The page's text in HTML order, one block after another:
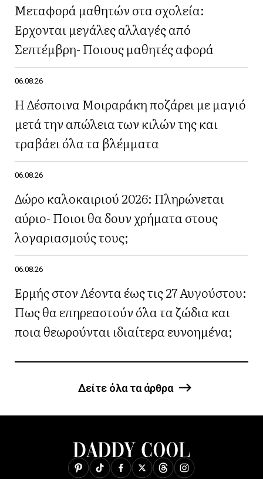
Μεταφορά μαθητών στα σχολεία:
Έρχονται μεγάλες αλλαγές από
Σεπτέμβρη- Ποιους μαθητές αφορά
06.08.26
Η Δέσποινα Μοιραράκη ποζάρει με μαγιό
μετά την απώλεια των κιλών της και
τραβάει όλα τα βλέμματα
06.08.26
Δώρο καλοκαιριού 2026: Πληρώνεται
αύριο- Ποιοι θα δουν χρήματα στους
λογαριασμούς τους;
06.08.26
Ερμής στον Λέοντα έως τις 27 Αυγούστου:
Πως θα επηρεαστούν όλα τα ζώδια και
ποια θεωρούνται ιδιαίτερα ευνοημένα;
Δείτε όλα τα άρθρα